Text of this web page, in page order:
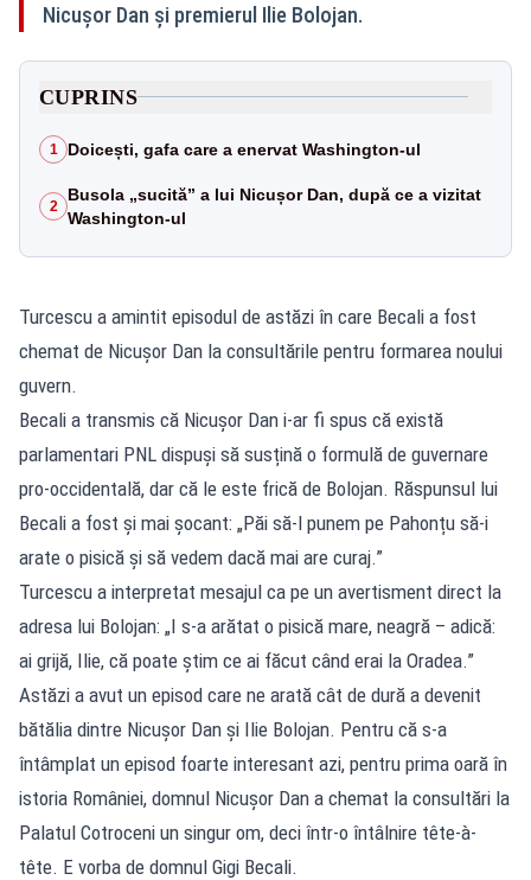
Nicușor Dan și premierul Ilie Bolojan.
CUPRINS
1 Doicești, gafa care a enervat Washington-ul
2
Busola „sucită” a lui Nicușor Dan, după ce a vizitat
Washington-ul
Turcescu a amintit episodul de astăzi în care Becali a fost
chemat de Nicușor Dan la consultările pentru formarea noului
guvern.
Becali a transmis că Nicușor Dan i-ar fi spus că există
parlamentari PNL dispuși să susțină o formulă de guvernare
pro-occidentală, dar că le este frică de Bolojan. Răspunsul lui
Becali a fost și mai șocant: „Păi să-l punem pe Pahonțu să-i
arate o pisică și să vedem dacă mai are curaj.”
Turcescu a interpretat mesajul ca pe un avertisment direct la
adresa lui Bolojan: „I s-a arătat o pisică mare, neagră – adică:
ai grijă, Ilie, că poate știm ce ai făcut când erai la Oradea.”
Astăzi a avut un episod care ne arată cât de dură a devenit
bătălia dintre Nicușor Dan și Ilie Bolojan. Pentru că s-a
întâmplat un episod foarte interesant azi, pentru prima oară în
istoria României, domnul Nicușor Dan a chemat la consultări la
Palatul Cotroceni un singur om, deci într-o întâlnire tête-à-
tête. E vorba de domnul Gigi Becali.